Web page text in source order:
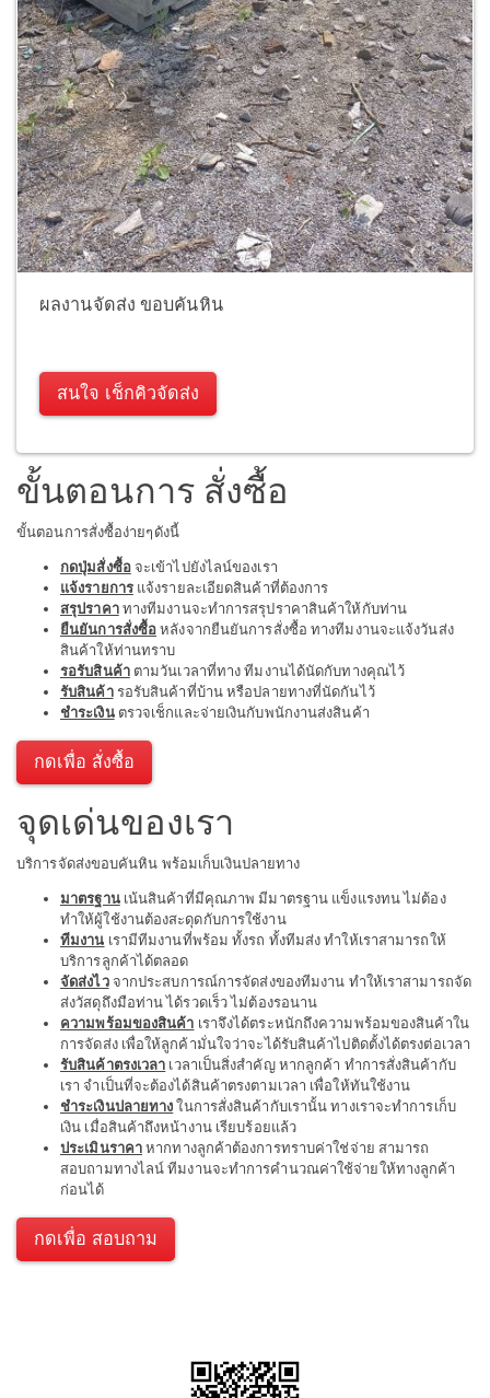
ผลงานจัดส่ง ขอบคันหิน
สนใจ เช็กคิวจัดส่ง
ขั้นตอนการ สั่งซื้อ
ขั้นตอนการสั่งซื้อง่ายๆดังนี้
กดปุ่มสั่งซื้อจะเข้าไปยังไลน์ของเรา
แจ้งรายการแจ้งรายละเอียดสินค้าที่ต้องการ
สรุปราคาทางทีมงานจะทำการสรุปราคาสินค้าให้กับท่าน
ยืนยันการสั่งซื้อ หลังจากยืนยันการสั่งซื้อ ทางทีมงานจะแจ้งวันส่ง
สินค้าให้ท่านทราบ
รอรับสินค้าตามวันเวลาที่ทาง ทีมงานได้นัดกับทางคุณไว้
รับสินค้ารอรับสินค้าที่บ้าน หรือปลายทางที่นัดกันไว้
ชำระเงินตรวจเช็กและจ่ายเงินกับพนักงานส่งสินค้า
กดเพื่อ สั่งซื้อ
จุดเด่นของเรา
บริการจัดส่งขอบคันหิน พร้อมเก็บเงินปลายทาง
มาตรฐานเน้นสินค้าที่มีคุณภาพ มีมาตรฐาน แข็งแรงทน ไม่ต้อง
ทำให้ผู้ใช้งานต้องสะดุดกับการใช้งาน
ทีมงาน เรามีทีมงานที่พร้อม ทั้งรถ ทั้งทีมส่ง ทำให้เราสามารถให้
บริการลูกค้าได้ตลอด
จัดส่งไวจากประสบการณ์การจัดส่งของทีมงาน ทำให้เราสามารถจัด
ส่งวัสดุถึงมือท่าน ได้รวดเร็ว ไม่ต้องรอนาน
ความพร้อมของสินค้า เราจึงได้ตระหนักถึงความพร้อมของสินค้าใน
การจัดส่ง เพื่อให้ลูกค้ามั่นใจว่าจะได้รับสินค้าไปติดตั้งได้ตรงต่อเวลา
รับสินค้าตรงเวลา เวลาเป็นสิ่งสำคัญ หากลูกค้า ทำการสั่งสินค้ากับ
เรา จำเป็นที่จะต้องได้สินค้าตรงตามเวลา เพื่อให้ทันใช้งาน
ชำระเงินปลายทาง ในการสั่งสินค้ากับเรานั้น ทางเราจะทำการเก็บ
เงิน เมื่อสินค้าถึงหน้างาน เรียบร้อยแล้ว
ประเมินราคา หากทางลูกค้าต้องการทราบค่าใช่จ่าย สามารถ
สอบถามทางไลน์ ทีมงานจะทำการคำนวณค่าใช้จ่ายให้ทางลูกค้า
ก่อนได้
กดเพื่อ สอบถาม